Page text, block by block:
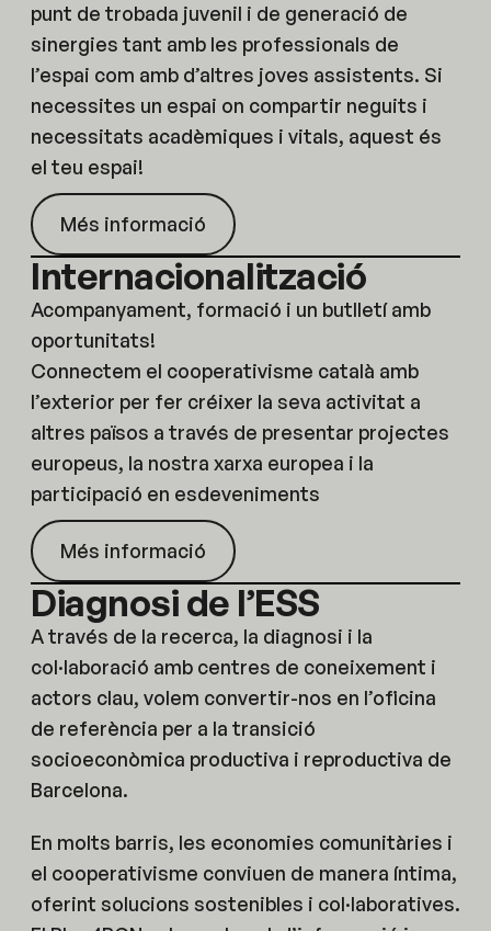
punt de trobada juvenil i de generació de
sinergies tant amb les professionals de
l’espai com amb d’altres joves assistents. Si
necessites un espai on compartir neguits i
necessitats acadèmiques i vitals, aquest és
el teu espai!
Més informació
Internacionalització
Acompanyament, formació i un butlletí amb
oportunitats!
Connectem el cooperativisme català amb
l’exterior per fer créixer la seva activitat a
altres països a través de presentar projectes
europeus, la nostra xarxa europea i la
participació en esdeveniments
Més informació
Diagnosi de l’ESS
A través de la recerca, la diagnosi i la
col·laboració amb centres de coneixement i
actors clau, volem convertir-nos en l’oficina
de referència per a la transició
socioeconòmica productiva i reproductiva de
Barcelona.
En molts barris, les economies comunitàries i
el cooperativisme conviuen de manera íntima,
oferint solucions sostenibles i col·laboratives.